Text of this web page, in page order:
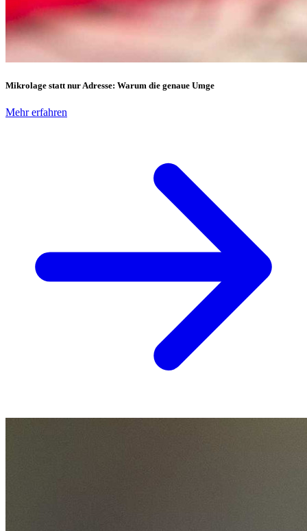
Mikrolage statt nur Adresse: Warum die genaue Umge
Mehr erfahren